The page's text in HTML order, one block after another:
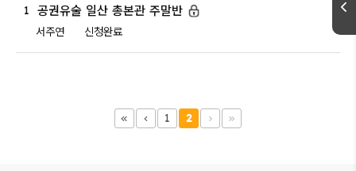
1 공권유술 일산 총본관 주말반
서주연 신청완료
1 2